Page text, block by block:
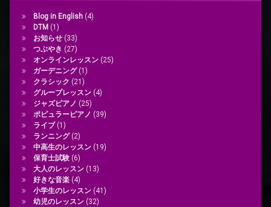
Blog in English(4)
DTM(1)
お知らせ(33)
つぶやき (27)
オンラインレッスン(25)
ガーデニング(1)
クラシック (21)
グループレッスン(4)
ジャズピアノ (25)
ポピュラーピアノ (39)
ライブ(1)
ランニング(2)
中高生のレッスン(19)
保育士試験(6)
大人のレッスン(13)
好きな音楽(4)
小学生のレッスン(41)
幼児のレッスン(32)